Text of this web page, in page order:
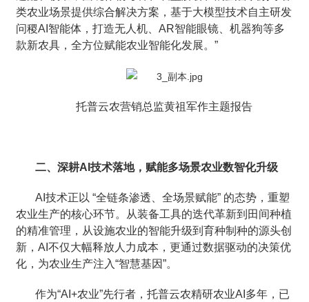
类农业场景提供综合解决方案，基于大模型技术自主研发
问稷AI智能体，打造无人机、AR智能眼镜、机器狗等多
款新农具，全方位赋能农业智能化发展。”
托普云农营销总监黄祖军作主题报告
二、深耕AI技术落地，赋能多场景农业数智化升级
AI技术正以 “全链条渗透、全场景赋能” 的态势，重塑
农业生产的核心环节。从装备工具的迭代革新到田间种植
的精准管理，从设施农业的智能升级到育种制种的源头创
新，AI不仅大幅释放人力成本，更通过数据驱动的决策优
化，为农业生产注入“智慧基因”。
作为“AI+农业”先行者，托普云农精研农业AI多年，已